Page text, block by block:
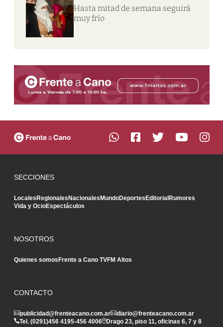
Hasta mitad de semana seguirá
muy frío
SECCIONES
LocalesRegionalesNacionalesMundoDeportesEditorialRumores
Vida y OcioEspectáculos
NOSOTROS
Quienes somosFrente a Cano TVFM Altos
CONTACTO
publicidad@frenteacano.com.ar
diario@frenteacano.com.ar
Tel. (0291)456 4195-456 4006 Drago 23, piso 11, oficinas 6, 7 y 8